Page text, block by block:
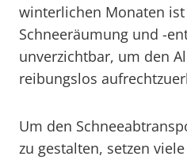
winterlichen Monaten
Schneeräumung und -
unverzichtbar, um den
reibungslos
Um den
zu gestalten, setzen